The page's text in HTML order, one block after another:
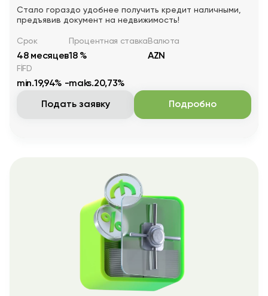
Стало гораздо удобнее получить кредит наличными,
предъявив документ на недвижимость!
Срок
48 месяцев
Процентная ставка
18 %
Валюта
AZN
FİFD
min.19,94% -maks.20,73%
Подать заявку Подробно